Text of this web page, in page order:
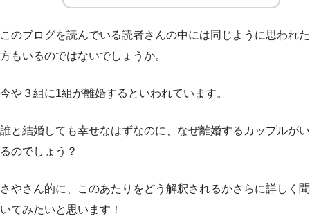
このブログを読んでいる読者さんの中には同じように思われた
方もいるのではないでしょうか。
今や３組に1組が離婚するといわれています。
誰と結婚しても幸せなはずなのに、なぜ離婚するカップルがい
るのでしょう？
さやさん的に、このあたりをどう解釈されるかさらに詳しく聞
いてみたいと思います！